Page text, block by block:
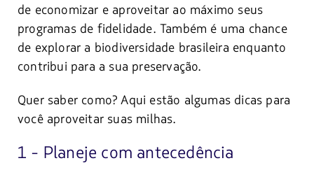
de economizar e aproveitar ao máximo seus
programas de fidelidade. Também é uma chance
de explorar a biodiversidade brasileira enquanto
contribui para a sua preservação.
Quer saber como? Aqui estão algumas dicas para
você aproveitar suas milhas.
1 - Planeje com antecedência